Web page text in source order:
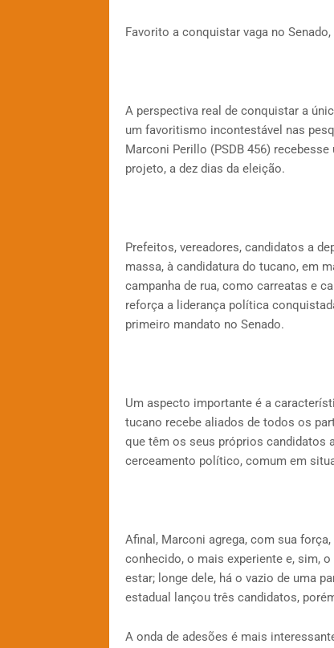
Favorito a conquistar vaga no
A perspectiva real de conquistar a
um favoritismo incontestável nas
Marconi Perillo (PSDB 456)
projeto, a dez dias da eleição.
Prefeitos, vereadores, candidatos a
massa, à candidatura do tucano, em
campanha de rua, como carreatas e
reforça a liderança política
primeiro mandato no Senado.
Um aspecto importante é a
tucano recebe aliados de todos os
que têm os seus próprios candidatos
cerceamento político, comum em
Afinal, Marconi agrega, com sua
conhecido, o mais experiente e, sim,
estar; longe dele, há o vazio de uma
estadual lançou três candidatos,
A onda de adesões é mais